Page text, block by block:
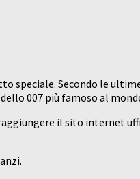
speciale. Secondo le
007 più famoso al
il sito internet